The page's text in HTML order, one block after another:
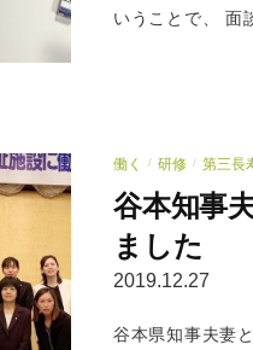
いうことで、 面
働く / 研修 / 第三長
谷本知事
ました
2019.12.27
谷本県知事夫妻